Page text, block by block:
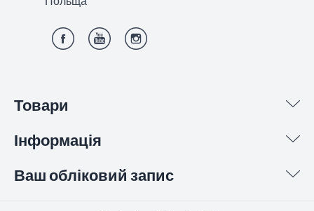
Товари
Інформація
Ваш обліковий запис